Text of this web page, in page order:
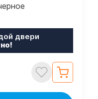
двери